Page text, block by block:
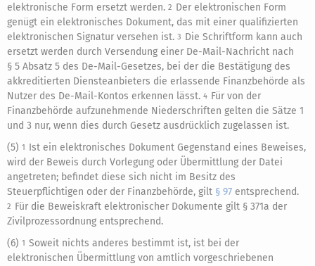
elektronische Form ersetzt werden. 2 Der elektronischen Form
genügt ein elektronisches Dokument, das mit einer qualifizierten
elektronischen Signatur versehen ist. 3 Die Schriftform kann auch
ersetzt werden durch Versendung einer De-Mail-Nachricht nach
§ 5 Absatz 5 des De-Mail-Gesetzes, bei der die Bestätigung des
akkreditierten Diensteanbieters die erlassende Finanzbehörde als
Nutzer des De-Mail-Kontos erkennen lässt. 4 Für von der
Finanzbehörde aufzunehmende Niederschriften gelten die Sätze 1
und 3 nur, wenn dies durch Gesetz ausdrücklich zugelassen ist.
(5) 1
Ist ein elektronisches Dokument Gegenstand eines Beweises,
wird der Beweis durch Vorlegung oder Übermittlung der Datei
angetreten; befindet diese sich nicht im Besitz des
Steuerpflichtigen oder der Finanzbehörde, gilt § 97 entsprechend.
2 Für die Beweiskraft elektronischer Dokumente gilt § 371a der
Zivilprozessordnung entsprechend.
(6) 1 Soweit nichts anderes bestimmt ist, ist bei der
elektronischen Übermittlung von amtlich vorgeschriebenen